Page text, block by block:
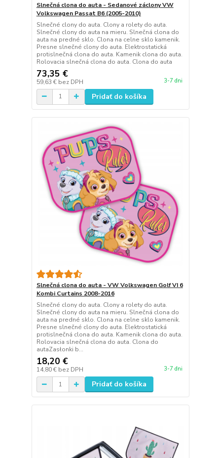
Slnečná clona do auta - Sedanové záclony VW
Volkswagen Passat B6 (2005-2010)
Slnečné clony do auta. Clony a rolety do auta.
Slnečné clony do auta na mieru. Slnečná clona do
auta na predné sklo. Clona na celne sklo kamenik.
Presne slnečné clony do auta. Elektrostatická
protislnečná clona do auta. Kamenik clona do auta.
Rolovacia slnečná clona do auta. Clona do auta
73,35 €
59,63 € bez DPH 3-7 dni
Pridať do košíka
Slnečná clona do auta - VW Volkswagen Golf VI 6
Kombi Curtains 2008-2016
Slnečné clony do auta. Clony a rolety do auta.
Slnečné clony do auta na mieru. Slnečná clona do
auta na predné sklo. Clona na celne sklo kamenik.
Presne slnečné clony do auta. Elektrostatická
protislnečná clona do auta. Kamenik clona do auta.
Rolovacia slnečná clona do auta. Clona do
autaZasłonki b...
18,20 €
14,80 € bez DPH 3-7 dni
Pridať do košíka